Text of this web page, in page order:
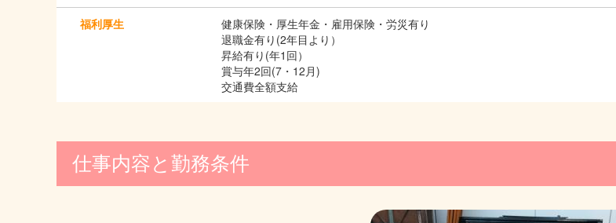
福利厚生
健康保険・厚生年金・雇用保険・労災有り
退職金有り(2年目より）
昇給有り(年1回）
賞与年2回(7・12月)
交通費全額支給
仕事内容と勤務条件